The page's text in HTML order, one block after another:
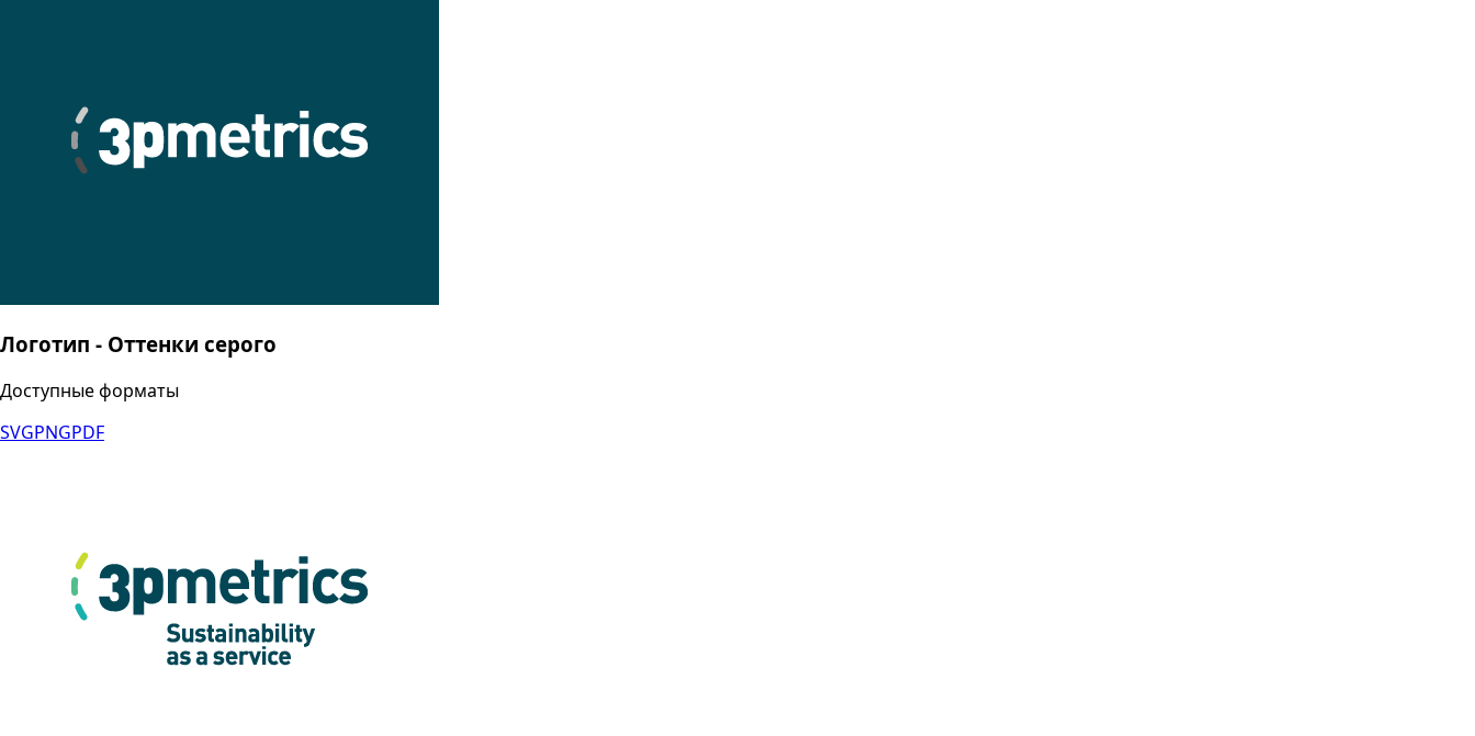
Логотип - Оттенки серого
Доступные форматы
SVGPNGPDF